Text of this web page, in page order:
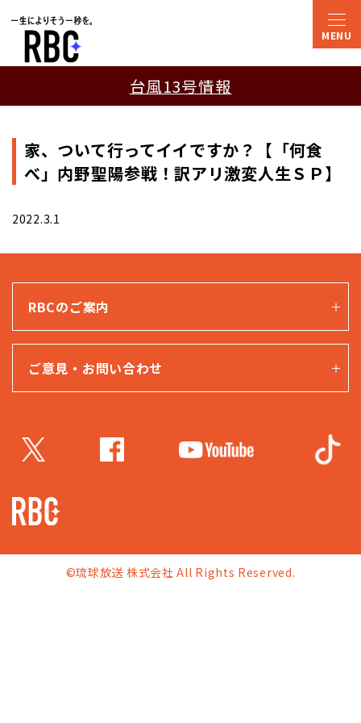
台風13号情報
家、ついて行ってイイですか？【「何食
べ」内野聖陽参戦！訳アリ激変人生ＳＰ】
2022.3.1
RBCのご案内
ご意見・お問い合わせ
©琉球放送 株式会社 All Rights Reserved.